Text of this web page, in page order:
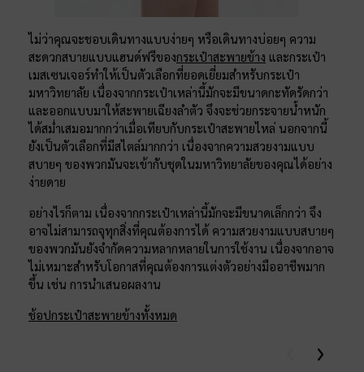
ไม่ว่าคุณจะชอบเดินทางแบบง่ายๆ หรือเดินทางบ่อยๆ ความ
สะดวกสบายแบบแฮนด์ฟรีของกระเป๋าสะพายข้าง และกระเป๋า
เมสเซนเจอร์ทำให้เป็นตัวเลือกที่ยอดเยี่ยมสำหรับกระเป๋า
มหาวิทยาลัย เนื่องจากกระเป๋าเหล่านี้มักจะมีขนาดกะทัดรัดกว่า
และออกแบบมาให้สะพายเฉียงลำตัว จึงจะช่วยกระจายน้ำหนัก
ได้สม่ำเสมอมากกว่าเมื่อเทียบกับกระเป๋าสะพายไหล่ นอกจากนี้
ยังเป็นตัวเลือกที่มีสไตล์มากกว่า เนื่องจากความสวยงามแบบ
สบายๆ ของพวกมันจะเข้ากับชุดในมหาวิทยาลัยของคุณได้อย่าง
ง่ายดาย
อย่างไรก็ตาม เนื่องจากกระเป๋าเหล่านี้มักจะมีขนาดเล็กกว่า จึง
อาจไม่สามารถจุทุกสิ่งที่คุณต้องการได้ ความสวยงามแบบสบายๆ
ของพวกมันยังจำกัดความหลากหลายในการใช้งาน เนื่องจากอาจ
ไม่เหมาะสำหรับโอกาสที่คุณต้องการแต่งตัวอย่างมืออาชีพมาก
ขึ้น เช่น การนำเสนอผลงาน
ช้อปกระเป๋าสะพายข้างทั้งหมด
Previous